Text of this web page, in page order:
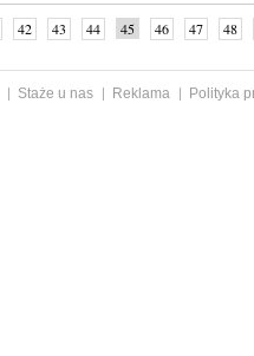
42 43 44 45 46 47
48
Staże u nas Reklama
Polityka